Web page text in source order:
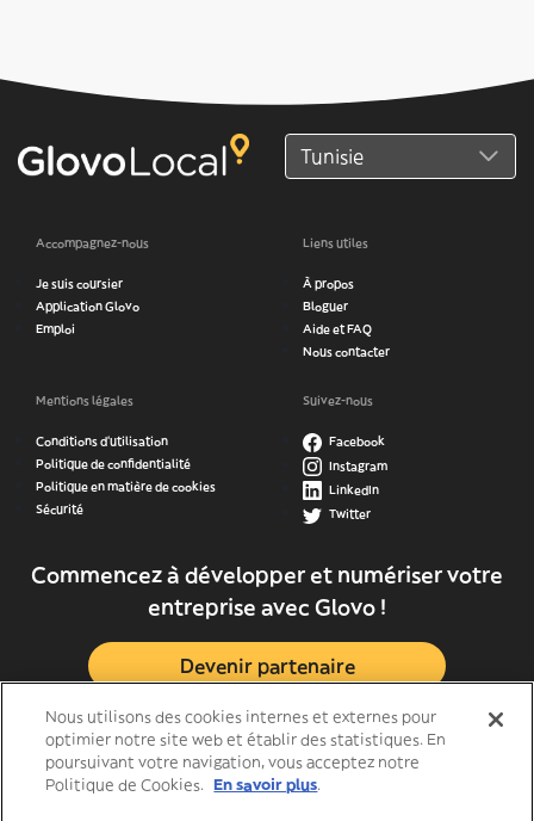
Accompagnez-nous
Je suis coursier
Application Glovo
Emploi
Liens utiles
À propos
Bloguer
Aide et FAQ
Nous contacter
Mentions légales
Conditions d’utilisation
Politique de confidentialité
Politique en matière de cookies
Sécurité
Suivez-nous
Facebook
Instagram
LinkedIn
Twitter
Commencez à développer et numériser votre
entreprise avec Glovo !
Devenir partenaire
Nous utilisons des cookies internes et externes pour
optimier notre site web et établir des statistiques. En
poursuivant votre navigation, vous acceptez notre
Politique de Cookies. En savoir plus.